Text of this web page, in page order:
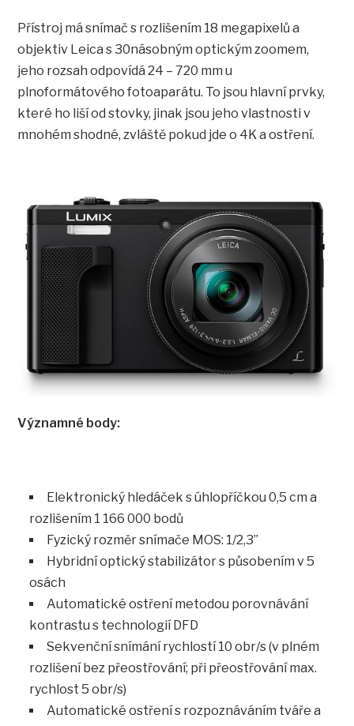
Přístroj má snímač s rozlišením 18 megapixelů a
objektiv Leica s 30násobným optickým zoomem,
jeho rozsah odpovídá 24 – 720 mm u
plnoformátového fotoaparátu. To jsou hlavní prvky,
které ho liší od stovky, jinak jsou jeho vlastnosti v
mnohém shodné, zvláště pokud jde o 4K a ostření.
Významné body:
Elektronický hledáček s úhlopříčkou 0,5 cm a
rozlišením 1 166 000 bodů
Fyzický rozměr snímače MOS: 1/2,3”
Hybridní optický stabilizátor s působením v 5
osách
Automatické ostření metodou porovnávání
kontrastu s technologií DFD
Sekvenční snímání rychlostí 10 obr/s (v plném
rozlišení bez přeostřování; při přeostřování max.
rychlost 5 obr/s)
Automatické ostření s rozpoznáváním tváře a